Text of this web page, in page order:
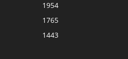
1954
1765
1443